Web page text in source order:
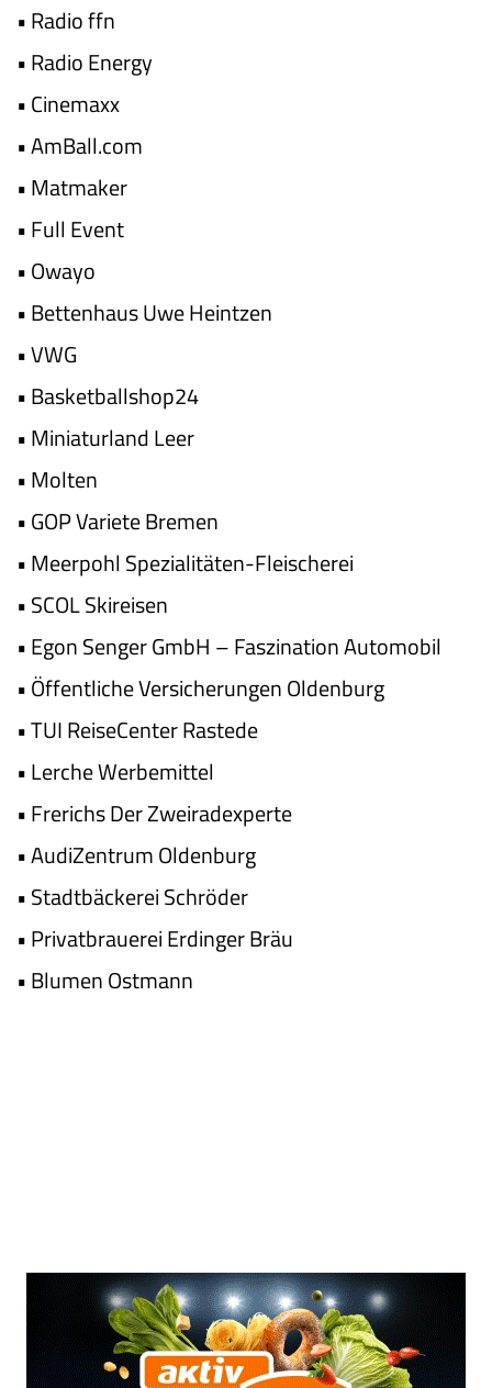
•Radio ffn
•Radio Energy
•Cinemaxx
•AmBall.com
•Matmaker
•Full Event
•Owayo
•Bettenhaus Uwe Heintzen
•VWG
•Basketballshop24
•Miniaturland Leer
•Molten
•GOP Variete Bremen
•Meerpohl Spezialitäten-Fleischerei
•SCOL Skireisen
•Egon Senger GmbH – Faszination Automobil
•Öffentliche Versicherungen Oldenburg
•TUI ReiseCenter Rastede
•Lerche Werbemittel
•Frerichs Der Zweiradexperte
•AudiZentrum Oldenburg
•Stadtbäckerei Schröder
•Privatbrauerei Erdinger Bräu
•Blumen Ostmann